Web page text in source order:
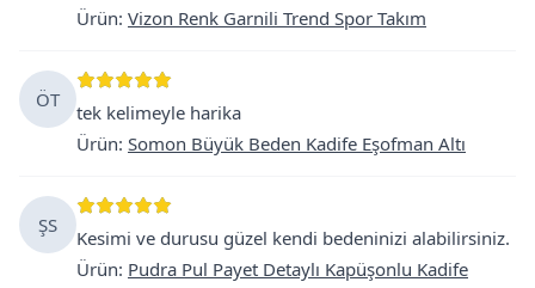
Ürün: Vizon Renk Garnili Trend Spor Takım
ÖT
tek kelimeyle harika
Ürün: Somon Büyük Beden Kadife Eşofman Altı
ŞS
Kesimi ve durusu güzel kendi bedeninizi alabilirsiniz.
Ürün: Pudra Pul Payet Detaylı Kapüşonlu Kadife